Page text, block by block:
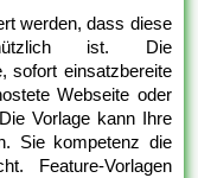
werden, dass diese
ist. Die
sofort einsatzbereite
Webseite oder
Vorlage kann Ihre
Sie kompetenz die
Feature-Vorlagen